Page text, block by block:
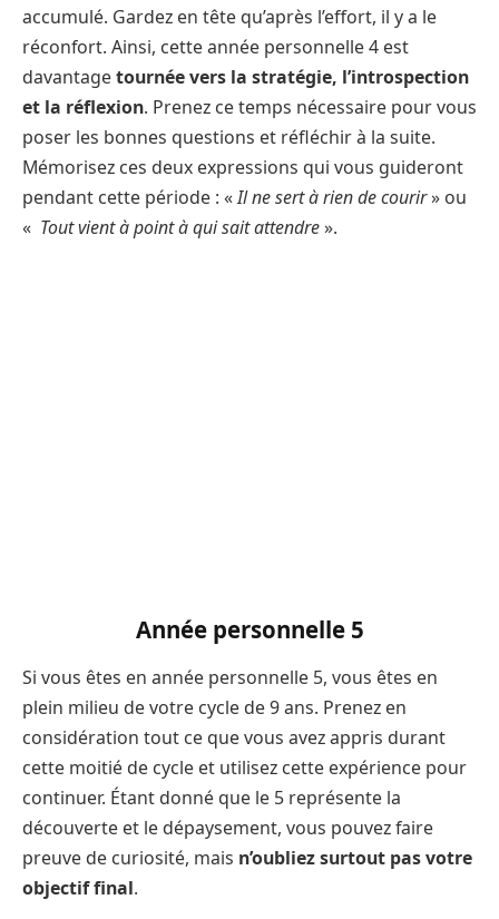
accumulé. Gardez en tête qu’après l’effort, il y a le
réconfort. Ainsi, cette année personnelle 4 est
davantagetournée vers la stratégie, l’introspection
et la réflexion. Prenez ce temps nécessaire pour vous
poser les bonnes questions et réfléchir à la suite.
Mémorisez ces deux expressions qui vous guideront
pendant cette période : «Il ne sert à rien de courir» ou
« Tout vient à point à qui sait attendre».
Année personnelle 5
Si vous êtes en année personnelle 5, vous êtes en
plein milieu de votre cycle de 9 ans. Prenez en
considération tout ce que vous avez appris durant
cette moitié de cycle et utilisez cette expérience pour
continuer. Étant donné que le 5 représente la
découverte et le dépaysement, vous pouvez faire
preuve de curiosité, mais n’oubliez surtout pas votre
objectif final.